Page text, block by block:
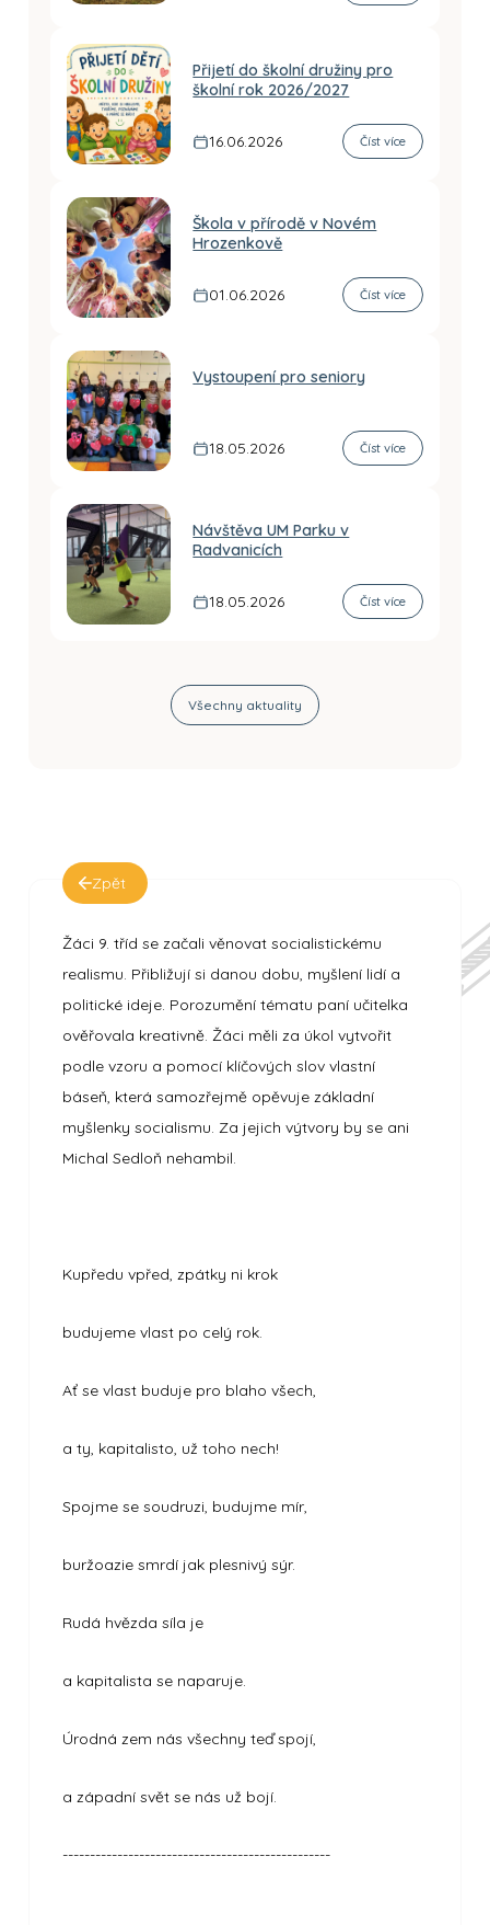
Přijetí do školní družiny pro
školní rok 2026/2027
16.06.2026 Číst více
Škola v přírodě v Novém
Hrozenkově
01.06.2026 Číst více
Vystoupení pro seniory
18.05.2026 Číst více
Návštěva UM Parku v
Radvanicích
18.05.2026 Číst více
Všechny aktuality
Zpět
Žáci 9. tříd se začali věnovat socialistickému
realismu. Přibližují si danou dobu, myšlení lidí a
politické ideje. Porozumění tématu paní učitelka
ověřovala kreativně. Žáci měli za úkol vytvořit
podle vzoru a pomocí klíčových slov vlastní
báseň, která samozřejmě opěvuje základní
myšlenky socialismu. Za jejich výtvory by se ani
Michal Sedloň nehambil.
Kupředu vpřed, zpátky ni krok
budujeme vlast po celý rok.
Ať se vlast buduje pro blaho všech,
a ty, kapitalisto, už toho nech!
Spojme se soudruzi, budujme mír,
buržoazie smrdí jak plesnivý sýr.
Rudá hvězda síla je
a kapitalista se naparuje.
Úrodná zem nás všechny teď spojí,
a západní svět se nás už bojí.
-------------------------------------------------